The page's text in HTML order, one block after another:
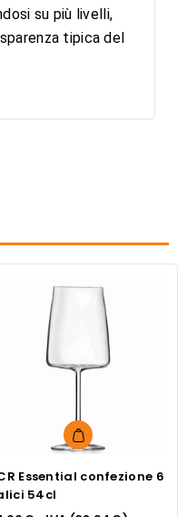
su più livelli,
tipica del
Essential confezione 6
54cl